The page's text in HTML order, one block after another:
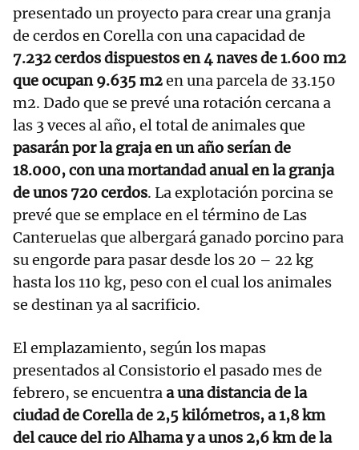
presentado un proyecto para crear una granja
de cerdos en Corella con una capacidad de
7.232 cerdos dispuestos en 4 naves de 1.600 m2
que ocupan 9.635 m2en una parcela de 33.150
m2. Dado que se prevé una rotación cercana a
las 3 veces al año, el total de animales que
pasarán por la graja en un año serían de
18.000, con una mortandad anual en la granja
de unos 720 cerdos. La explotación porcina se
prevé que se emplace en el término de Las
Canteruelas que albergará ganado porcino para
su engorde para pasar desde los 20 – 22 kg
hasta los 110 kg, peso con el cual los animales
se destinan ya al sacrificio.
El emplazamiento, según los mapas
presentados al Consistorio el pasado mes de
febrero, se encuentraa una distancia de la
ciudad de Corella de 2,5 kilómetros, a 1,8 km
del cauce del rio Alhama y a unos 2,6 km de la